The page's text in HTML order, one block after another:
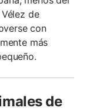
de
con
más
de